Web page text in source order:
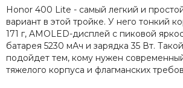
Honor 400 Lite - самый легкий и
вариант в этой тройке. У него тонкий
171 г, AMOLED-дисплей с пиковой
батарея 5230 мАч и зарядка 35 Вт.
подойдет тем, кому нужен
тяжелого корпуса и флагманских